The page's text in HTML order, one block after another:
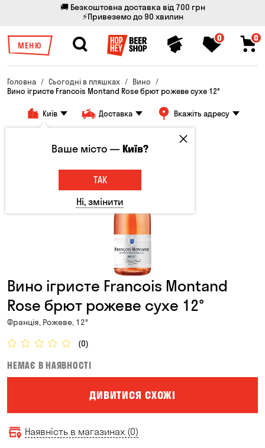
🚚 Безкоштовна доставка від 700 грн
⚡Привеземо до 90 хвилин
МЕНЮ
0 0
Головна Сьогодні в пляшках
Вино
Вино ігристе Francois Montand Rose брют рожеве сухе 12°
Київ Доставка Вкажіть адресу
Вино ігристе Francois Montand
Rose брют рожеве сухе 12°
Франція, Рожеве, 12°
(0)
НЕМАЄ В НАЯВНОСТІ
ДИВИТИСЯ СХОЖІ
Наявність в магазинах (0)
Ваше місто —Київ?
ТАК
Ні, змінити